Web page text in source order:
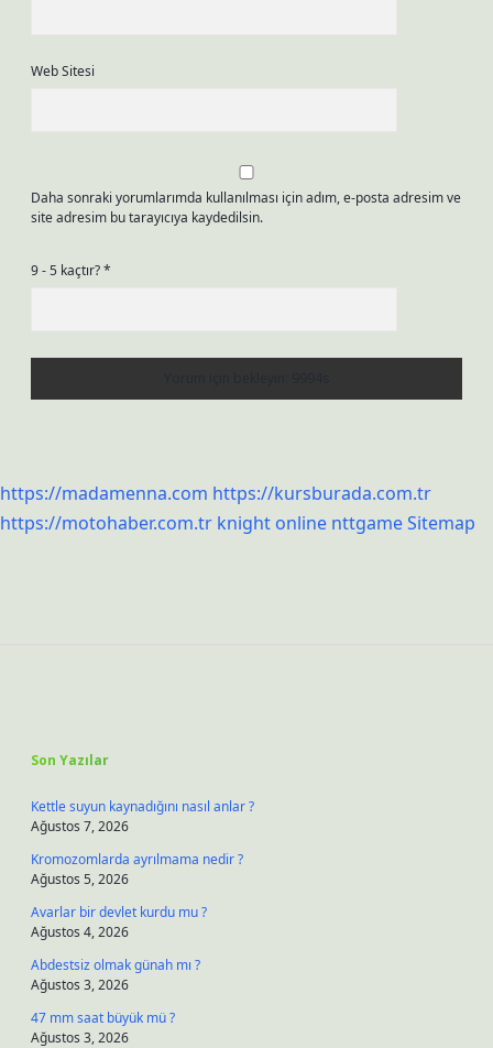
Web Sitesi
Daha sonraki yorumlarımda kullanılması için adım, e-posta adresim ve
site adresim bu tarayıcıya kaydedilsin.
9 - 5 kaçtır?*
https://madamenna.com https://kursburada.com.tr
https://motohaber.com.tr knight online nttgameSitemap
Son Yazılar
Kettle suyun kaynadığını nasıl anlar ?
Ağustos 7, 2026
Kromozomlarda ayrılmama nedir ?
Ağustos 5, 2026
Avarlar bir devlet kurdu mu ?
Ağustos 4, 2026
Abdestsiz olmak günah mı ?
Ağustos 3, 2026
47 mm saat büyük mü ?
Ağustos 3, 2026